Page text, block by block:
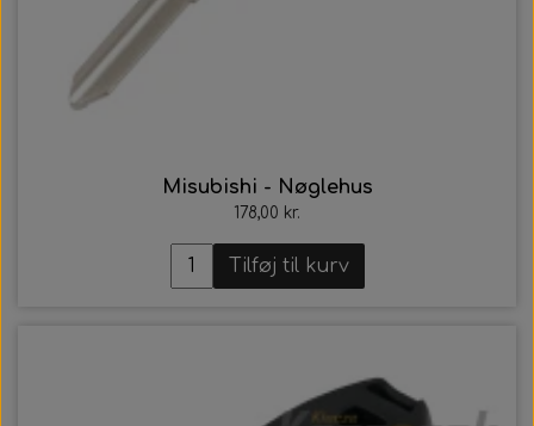
Misubishi - Nøglehus
178,00 kr.
Tilføj til kurv